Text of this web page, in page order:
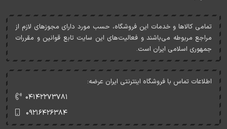
تمامی کالاها و خدمات اين فروشگاه، حسب مورد دارای مجوزهای لازم از
مراجع مربوطه می‌باشند و فعاليت‌های اين سايت تابع قوانين و مقررات
جمهوری اسلامی ايران است.
اطلاعات تماس با فروشگاه اینترنتی ایران عرضه:
۰۴۱۴۲۲۷۳۷۸۱
۰۹۲۱۶۴۲۶۳۸۴